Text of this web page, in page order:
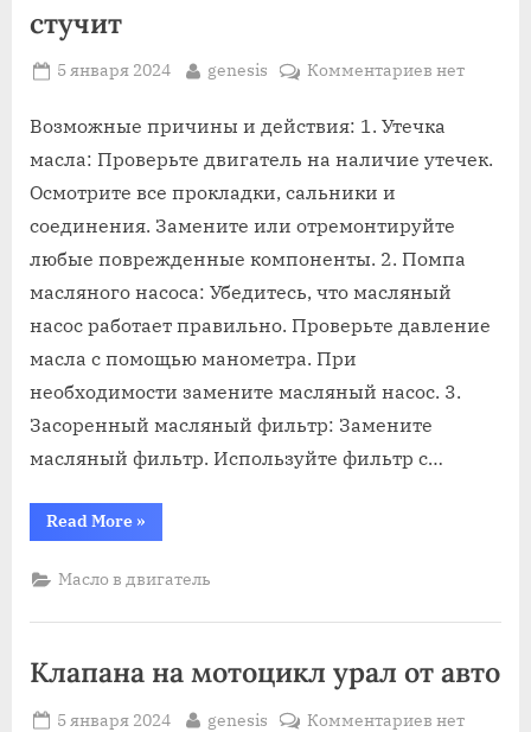
стучит
Posted
5 января 2024 By
genesis Комментариевк
В
машина
стучит
нет
Возможные причины и действия: 1. Утечка
масла: Проверьте двигатель на наличие утечек.
Осмотрите все прокладки, сальники и
соединения. Замените или отремонтируйте
любые поврежденные компоненты. 2. Помпа
масляного насоса: Убедитесь, что масляный
насос работает правильно. Проверьте давление
масла с помощью манометра. При
необходимости замените масляный насос. 3.
Засоренный масляный фильтр: Замените
масляный фильтр. Используйте фильтр с…
Read More“В
двигателе
машина
»
Масло в двигатель
Клапана на мотоцикл урал от авто
Posted
5 января 2024 By
genesis Комментариевкнет